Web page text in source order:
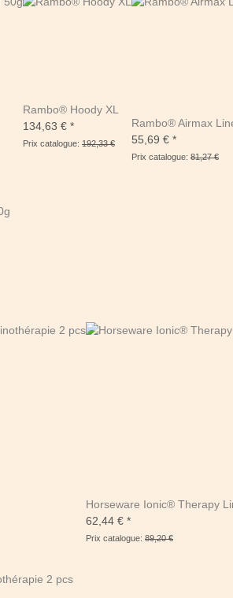
Rambo® Hoody XL
134,63 € *
Prix catalogue: 192,33 €
Rambo® Airmax
55,69 € *
Prix catalogue: 81,27 €
2 pcs
Horseware Ionic® Therapy
62,44 € *
Prix catalogue: 89,20 €